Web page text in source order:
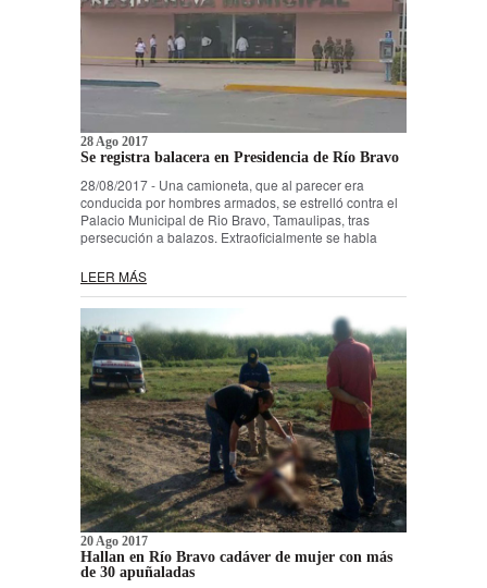
28 Ago 2017
Se registra balacera en Presidencia de Río Bravo
28/08/2017 - Una camioneta, que al parecer era
conducida por hombres armados, se estrelló contra el
Palacio Municipal de Rio Bravo, Tamaulipas, tras
persecución a balazos. Extraoficialmente se habla
LEER MÁS
20 Ago 2017
Hallan en Río Bravo cadáver de mujer con más
de 30 apuñaladas